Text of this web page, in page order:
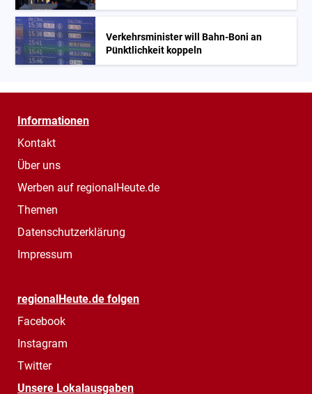
Verkehrsminister will Bahn-Boni an
Pünktlichkeit koppeln
Informationen
Kontakt
Über uns
Werben auf regionalHeute.de
Themen
Datenschutzerklärung
Impressum
regionalHeute.de folgen
Facebook
Instagram
Twitter
Unsere Lokalausgaben